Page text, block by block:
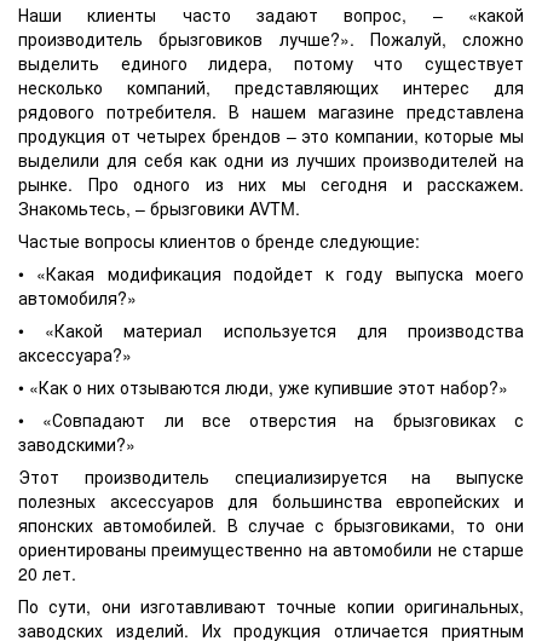
Наши клиенты часто задают вопрос, – «какой
производитель брызговиков лучше?». Пожалуй, сложно
выделить единого лидера, потому что существует
несколько компаний, представляющих интерес для
рядового потребителя. В нашем магазине представлена
продукция от четырех брендов – это компании, которые мы
выделили для себя как одни из лучших производителей на
рынке. Про одного из них мы сегодня и расскажем.
Знакомьтесь, – брызговики AVTM.
Частые вопросы клиентов о бренде следующие:
• «Какая модификация подойдет к году выпуска моего
автомобиля?»
• «Какой материал используется для производства
аксессуара?»
• «Как о них отзываются люди, уже купившие этот набор?»
• «Совпадают ли все отверстия на брызговиках с
заводскими?»
Этот производитель специализируется на выпуске
полезных аксессуаров для большинства европейских и
японских автомобилей. В случае с брызговиками, то они
ориентированы преимущественно на автомобили не старше
20 лет.
По сути, они изготавливают точные копии оригинальных,
заводских изделий. Их продукция отличается приятным